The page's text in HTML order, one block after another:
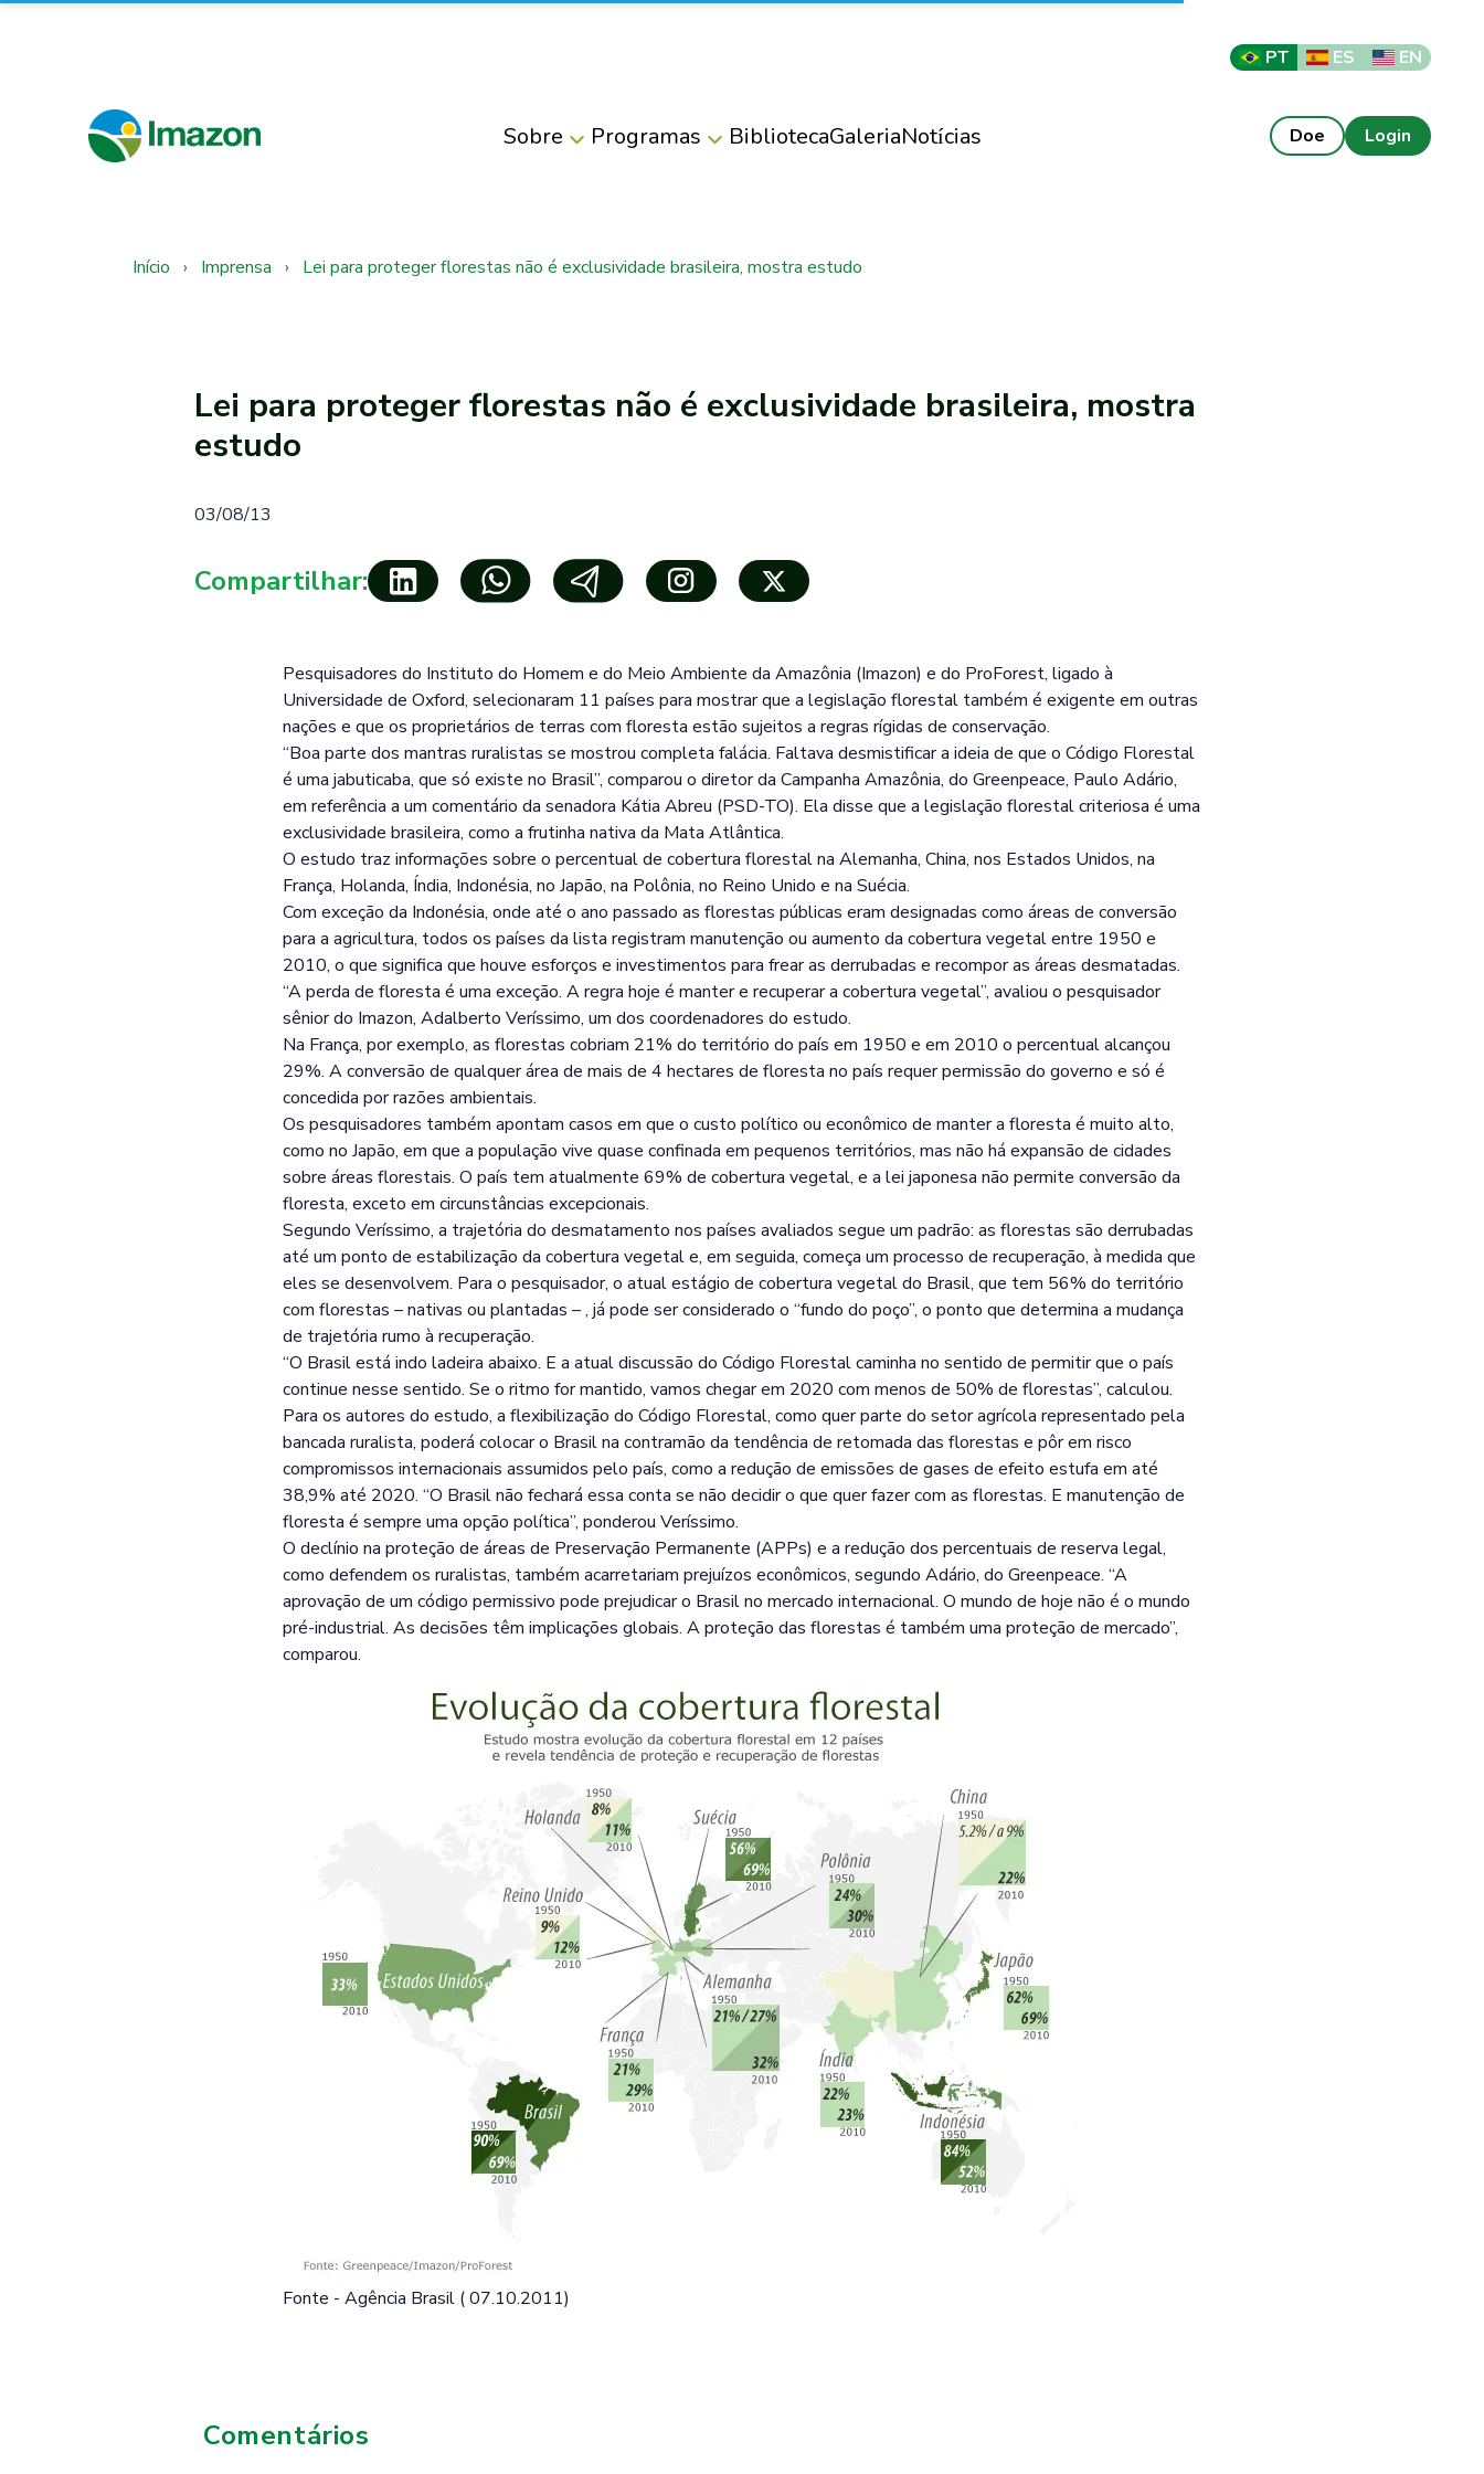
PT ES EN
Sobre Programas BibliotecaGaleriaNotícias Doe Login
Início › Imprensa › Lei para proteger florestas não é exclusividade brasileira, mostra estudo
Lei para proteger florestas não é exclusividade brasileira, mostra
estudo
03/08/13
Compartilhar:
Pesquisadores do Instituto do Homem e do Meio Ambiente da Amazônia (Imazon) e do ProForest, ligado à
Universidade de Oxford, selecionaram 11 países para mostrar que a legislação florestal também é exigente em outras
nações e que os proprietários de terras com floresta estão sujeitos a regras rígidas de conservação.
“Boa parte dos mantras ruralistas se mostrou completa falácia. Faltava desmistificar a ideia de que o Código Florestal
é uma jabuticaba, que só existe no Brasil”, comparou o diretor da Campanha Amazônia, do Greenpeace, Paulo Adário,
em referência a um comentário da senadora Kátia Abreu (PSD-TO). Ela disse que a legislação florestal criteriosa é uma
exclusividade brasileira, como a frutinha nativa da Mata Atlântica.
O estudo traz informações sobre o percentual de cobertura florestal na Alemanha, China, nos Estados Unidos, na
França, Holanda, Índia, Indonésia, no Japão, na Polônia, no Reino Unido e na Suécia.
Com exceção da Indonésia, onde até o ano passado as florestas públicas eram designadas como áreas de conversão
para a agricultura, todos os países da lista registram manutenção ou aumento da cobertura vegetal entre 1950 e
2010, o que significa que houve esforços e investimentos para frear as derrubadas e recompor as áreas desmatadas.
“A perda de floresta é uma exceção. A regra hoje é manter e recuperar a cobertura vegetal”, avaliou o pesquisador
sênior do Imazon, Adalberto Veríssimo, um dos coordenadores do estudo.
Na França, por exemplo, as florestas cobriam 21% do território do país em 1950 e em 2010 o percentual alcançou
29%. A conversão de qualquer área de mais de 4 hectares de floresta no país requer permissão do governo e só é
concedida por razões ambientais.
Os pesquisadores também apontam casos em que o custo político ou econômico de manter a floresta é muito alto,
como no Japão, em que a população vive quase confinada em pequenos territórios, mas não há expansão de cidades
sobre áreas florestais. O país tem atualmente 69% de cobertura vegetal, e a lei japonesa não permite conversão da
floresta, exceto em circunstâncias excepcionais.
Segundo Veríssimo, a trajetória do desmatamento nos países avaliados segue um padrão: as florestas são derrubadas
até um ponto de estabilização da cobertura vegetal e, em seguida, começa um processo de recuperação, à medida que
eles se desenvolvem. Para o pesquisador, o atual estágio de cobertura vegetal do Brasil, que tem 56% do território
com florestas – nativas ou plantadas – , já pode ser considerado o “fundo do poço”, o ponto que determina a mudança
de trajetória rumo à recuperação.
“O Brasil está indo ladeira abaixo. E a atual discussão do Código Florestal caminha no sentido de permitir que o país
continue nesse sentido. Se o ritmo for mantido, vamos chegar em 2020 com menos de 50% de florestas”, calculou.
Para os autores do estudo, a flexibilização do Código Florestal, como quer parte do setor agrícola representado pela
bancada ruralista, poderá colocar o Brasil na contramão da tendência de retomada das florestas e pôr em risco
compromissos internacionais assumidos pelo país, como a redução de emissões de gases de efeito estufa em até
38,9% até 2020. “O Brasil não fechará essa conta se não decidir o que quer fazer com as florestas. E manutenção de
floresta é sempre uma opção política”, ponderou Veríssimo.
O declínio na proteção de áreas de Preservação Permanente (APPs) e a redução dos percentuais de reserva legal,
como defendem os ruralistas, também acarretariam prejuízos econômicos, segundo Adário, do Greenpeace. “A
aprovação de um código permissivo pode prejudicar o Brasil no mercado internacional. O mundo de hoje não é o mundo
pré-industrial. As decisões têm implicações globais. A proteção das florestas é também uma proteção de mercado”,
comparou.
Fonte - Agência Brasil ( 07.10.2011)
Comentários